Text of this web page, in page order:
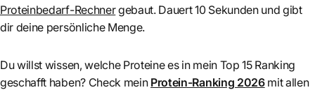
Proteinbedarf-Rechnergebaut. Dauert 10 Sekunden und gibt
dir deine persönliche Menge.
Du willst wissen, welche Proteine es in mein Top 15 Ranking
geschafft haben? Check mein Protein-Ranking 2026mit allen